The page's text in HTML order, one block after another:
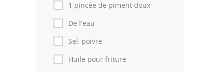
1 pincée de piment doux
De l'eau
Sel, poivre
Huile pour friture